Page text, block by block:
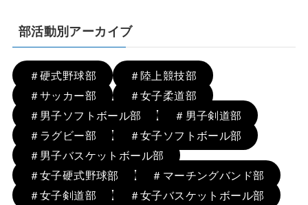
部活動別アーカイブ
＃硬式野球部
＃陸上競技部
＃サッカー部
＃女子柔道部
＃男子ソフトボール部
＃男子剣道部
＃ラグビー部
＃女子ソフトボール部
＃男子バスケットボール部
＃女子硬式野球部
＃マーチングバンド部
＃女子剣道部
＃女子バスケットボール部